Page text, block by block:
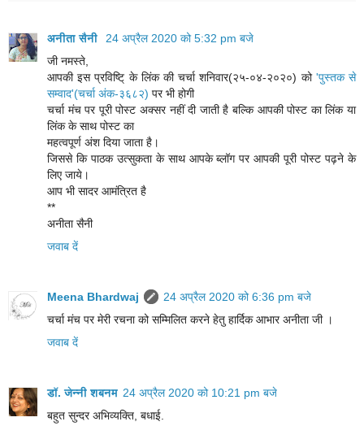
अनीता सैनी
24 अप्रैल 2020 को 5:32 pm बजे
जी नमस्ते,
आपकी इस प्रविष्टि् के लिंक की चर्चा शनिवार(२५-०४-२०२०) को 'पुस्तक से
सम्वाद'(चर्चा अंक-३६८२) पर भी होगी
चर्चा मंच पर पूरी पोस्ट अक्सर नहीं दी जाती है बल्कि आपकी पोस्ट का लिंक या
लिंक के साथ पोस्ट का
महत्वपूर्ण अंश दिया जाता है।
जिससे कि पाठक उत्सुकता के साथ आपके ब्लॉग पर आपकी पूरी पोस्ट पढ़ने के
लिए जाये।
आप भी सादर आमंत्रित है
**
अनीता सैनी
जवाब दें
Meena Bhardwaj
24 अप्रैल 2020 को 6:36 pm बजे
चर्चा मंच पर मेरी रचना को सम्मिलित करने हेतु हार्दिक आभार अनीता जी ।
जवाब दें
डॉ. जेन्नी शबनम 24 अप्रैल 2020 को 10:21 pm बजे
बहुत सुन्दर अभिव्यक्ति, बधाई.